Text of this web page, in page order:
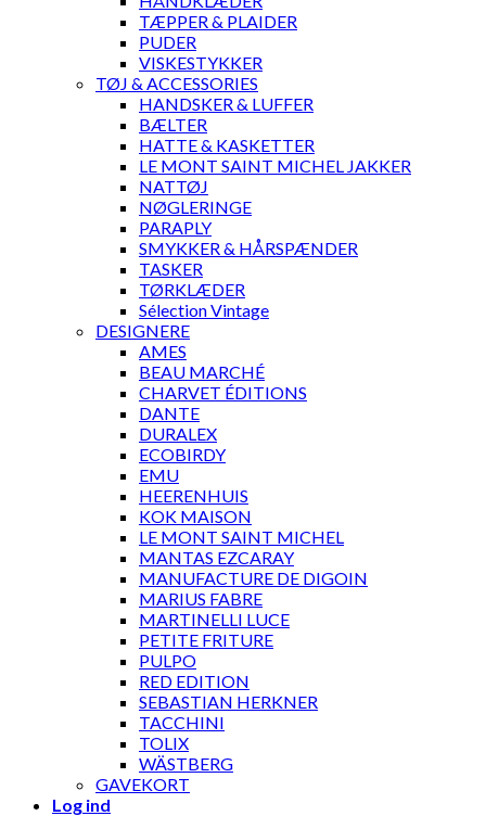
TÆPPER & PLAIDER
PUDER
VISKESTYKKER
TØJ & ACCESSORIES
HANDSKER & LUFFER
BÆLTER
HATTE & KASKETTER
LE MONT SAINT MICHEL JAKKER
NATTØJ
NØGLERINGE
PARAPLY
SMYKKER & HÅRSPÆNDER
TASKER
TØRKLÆDER
Sélection Vintage
DESIGNERE
AMES
BEAU MARCHÉ
CHARVET ÉDITIONS
DANTE
DURALEX
ECOBIRDY
EMU
HEERENHUIS
KOK MAISON
LE MONT SAINT MICHEL
MANTAS EZCARAY
MANUFACTURE DE DIGOIN
MARIUS FABRE
MARTINELLI LUCE
PETITE FRITURE
PULPO
RED EDITION
SEBASTIAN HERKNER
TACCHINI
TOLIX
WÄSTBERG
GAVEKORT
Log ind